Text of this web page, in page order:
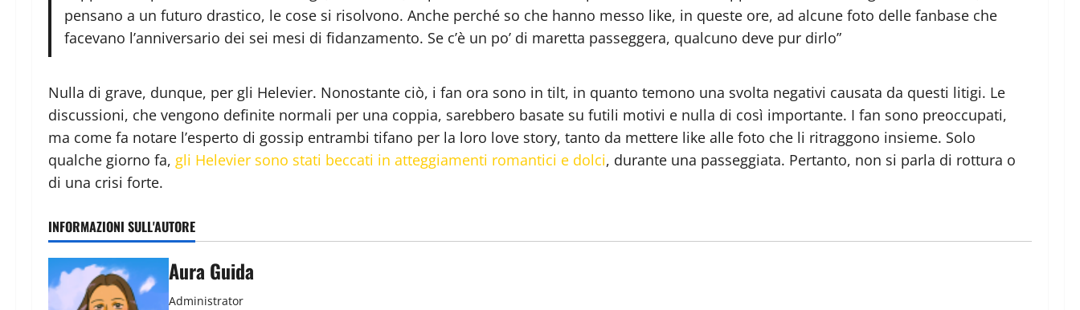
pensano a un futuro drastico, le cose si risolvono. Anche perché so che hanno messo like, in queste ore, ad alcune foto delle fanbase che
facevano l’anniversario dei sei mesi di fidanzamento. Se c’è un po’ di maretta passeggera, qualcuno deve pur dirlo”
Nulla di grave, dunque, per gli Helevier. Nonostante ciò, i fan ora sono in tilt, in quanto temono una svolta negativi causata da questi litigi. Le
discussioni, che vengono definite normali per una coppia, sarebbero basate su futili motivi e nulla di così importante. I fan sono preoccupati,
ma come fa notare l’esperto di gossip entrambi tifano per la loro love story, tanto da mettere like alle foto che li ritraggono insieme. Solo
qualche giorno fa, gli Helevier sono stati beccati in atteggiamenti romantici e dolci, durante una passeggiata. Pertanto, non si parla di rottura o
di una crisi forte.
INFORMAZIONI SULL'AUTORE
Aura Guida
Administrator